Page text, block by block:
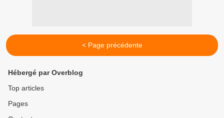
< Page précédente
Hébergé par Overblog
Top articles
Pages